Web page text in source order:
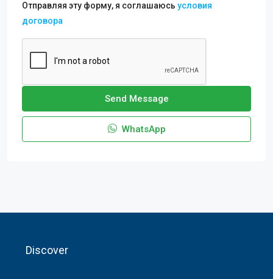
Отправляя эту форму, я соглашаюсь условия
договора
Send Message
WhatsApp
Discover